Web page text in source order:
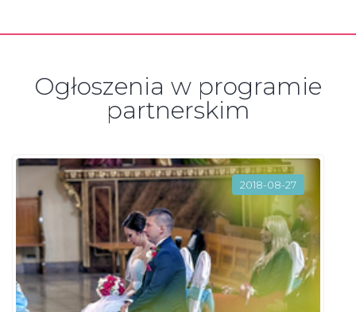
Ogłoszenia w programie
partnerskim
2018-08-27